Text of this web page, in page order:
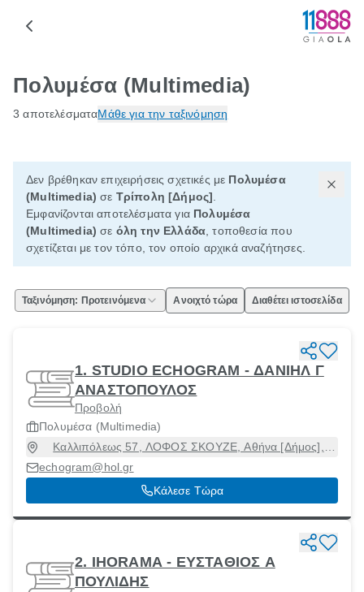
Πολυμέσα (Multimedia)
3 αποτελέσματαΜάθε για την ταξινόμηση
Δεν βρέθηκαν επιχειρήσεις σχετικές με Πολυμέσα
(Multimedia) σε Τρίπολη [Δήμος]
Εμφανίζονται αποτελέσματα για Πολυμέσα
(Multimedia) σε όλη την Ελλάδα , τοποθεσία που
σχετίζεται με τον τόπο, τον οποίο αρχικά αναζήτησες.
Ταξινόμηση: Προτεινόμενα Ανοιχτό τώρα Διαθέτει ιστοσελίδα
1. STUDIO ECHOGRAM - ΔΑΝΙΗΛ Γ
ΑΝΑΣΤΟΠΟΥΛΟΣ
Προβολή
Πολυμέσα (Multimedia)
Καλλιπόλεως 57, ΛΟΦΟΣ ΣΚΟΥΖΕ, Αθήνα [Δήμος],
echogram@hol.gr
Κάλεσε Τώρα
2. IHORAMA - ΕΥΣΤΑΘΙΟΣ Α
ΠΟΥΛΙΔΗΣ